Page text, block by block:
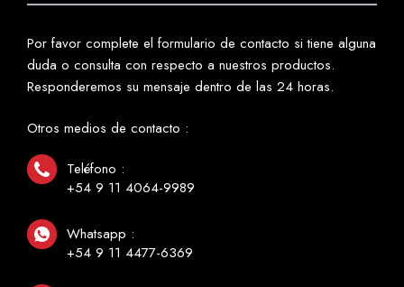
Por favor complete el formulario de contacto si tiene alguna
duda o consulta con respecto a nuestros productos.
Responderemos su mensaje dentro de las 24 horas.
Otros medios de contacto :
Teléfono :
+54 9 11 4064-9989
Whatsapp :
+54 9 11 4477-6369